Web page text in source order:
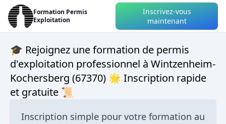
Formation Permis
Exploitation
Inscrivez-vous
maintenant
🎓 Rejoignez une formation de permis
d'exploitation professionnel à Wintzenheim-
Kochersberg (67370) 🌟 Inscription rapide
et gratuite 📜
Inscription simple pour votre formation au